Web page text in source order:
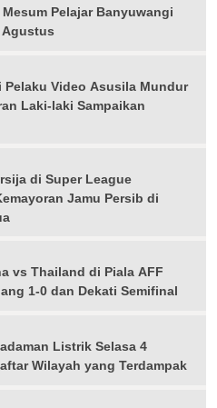
Pelajar Banyuwangi
Agustus
Pelaku Video Asusila Mundur
Laki-laki Sampaikan
di Super League
Jamu Persib di
vs Thailand di Piala AFF
1-0 dan Dekati Semifinal
Listrik Selasa 4
Wilayah yang Terdampak